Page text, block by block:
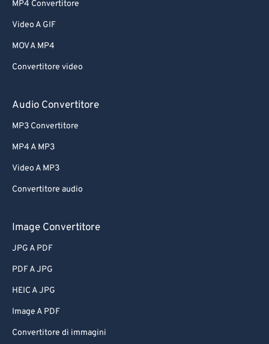
MP4 Convertitore
Video A GIF
MOV A MP4
Convertitore video
Audio Convertitore
MP3 Convertitore
MP4 A MP3
Video A MP3
Convertitore audio
Image Convertitore
JPG A PDF
PDF A JPG
HEIC A JPG
Image A PDF
Convertitore di immagini